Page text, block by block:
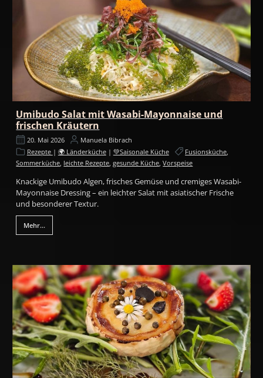
Umibudo Salat mit Wasabi-Mayonnaise und
frischen Kräutern
20. Mai 2026
Manuela Bibrach
Rezepte | 🌍 Länderküche| 💚Saisonale Küche Fusionsküche,
Sommerküche, leichte Rezepte,gesunde Küche,Vorspeise
Knackige Umibudo Algen, frisches Gemüse und cremiges Wasabi-
Mayonnaise Dressing – ein leichter Salat mit asiatischer Frische
und besonderer Textur.
Mehr...